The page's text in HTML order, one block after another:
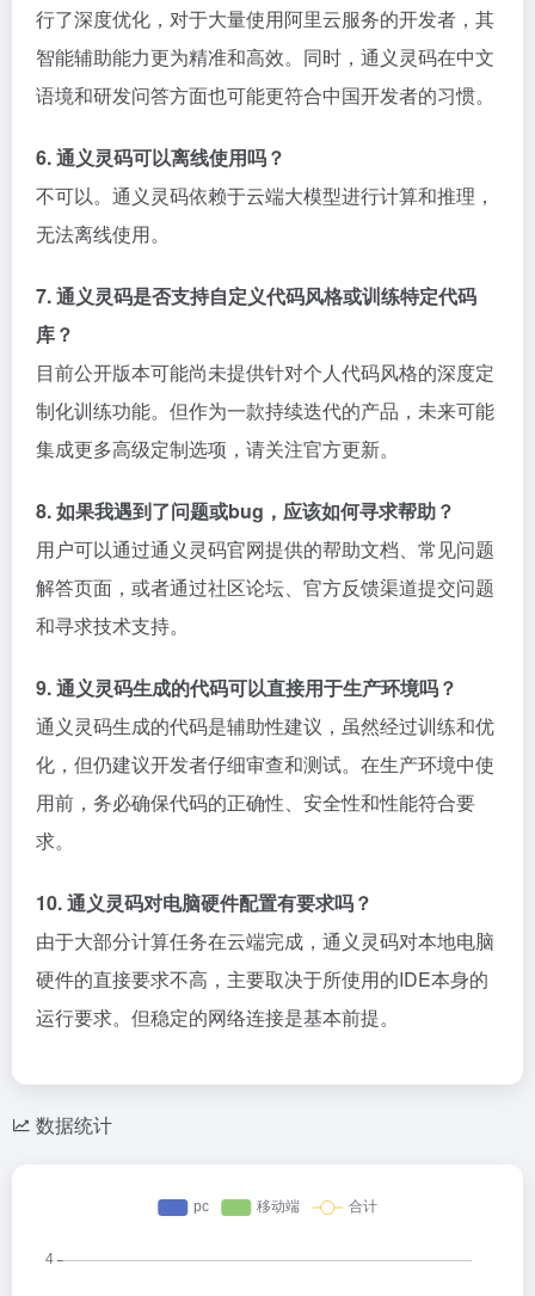
行了深度优化，对于大量使用阿里云服务的开发者，其
智能辅助能力更为精准和高效。同时，通义灵码在中文
语境和研发问答方面也可能更符合中国开发者的习惯。
6. 通义灵码可以离线使用吗？
不可以。通义灵码依赖于云端大模型进行计算和推理，
无法离线使用。
7. 通义灵码是否支持自定义代码风格或训练特定代码
库？
目前公开版本可能尚未提供针对个人代码风格的深度定
制化训练功能。但作为一款持续迭代的产品，未来可能
集成更多高级定制选项，请关注官方更新。
8. 如果我遇到了问题或bug，应该如何寻求帮助？
用户可以通过通义灵码官网提供的帮助文档、常见问题
解答页面，或者通过社区论坛、官方反馈渠道提交问题
和寻求技术支持。
9. 通义灵码生成的代码可以直接用于生产环境吗？
通义灵码生成的代码是辅助性建议，虽然经过训练和优
化，但仍建议开发者仔细审查和测试。在生产环境中使
用前，务必确保代码的正确性、安全性和性能符合要
求。
10. 通义灵码对电脑硬件配置有要求吗？
由于大部分计算任务在云端完成，通义灵码对本地电脑
硬件的直接要求不高，主要取决于所使用的IDE本身的
运行要求。但稳定的网络连接是基本前提。
数据统计